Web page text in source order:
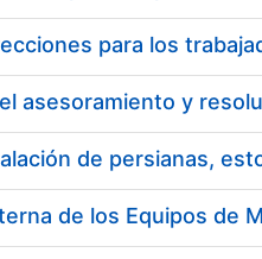
de persianas,